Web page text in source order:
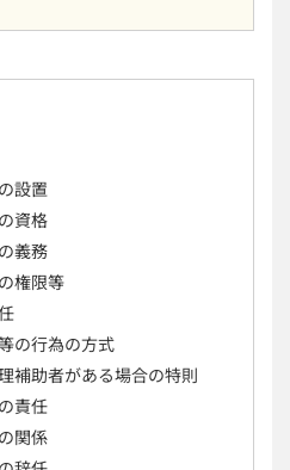
設置
資格
義務
権限等
の行為の方式
補助者がある場合の特則
責任
関係